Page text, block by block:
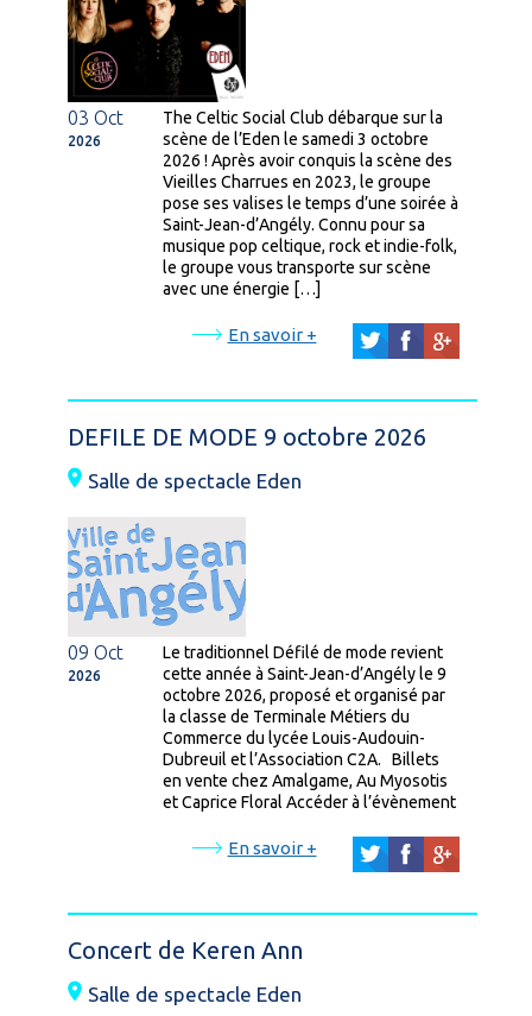
03 Oct
2026
The Celtic Social Club débarque sur la
scène de l’Eden le samedi 3 octobre
2026 ! Après avoir conquis la scène des
Vieilles Charrues en 2023, le groupe
pose ses valises le temps d’une soirée à
Saint-Jean-d’Angély. Connu pour sa
musique pop celtique, rock et indie-folk,
le groupe vous transporte sur scène
avec une énergie […]
En savoir +
DEFILE DE MODE 9 octobre 2026
Salle de spectacle Eden
09 Oct
2026
Le traditionnel Défilé de mode revient
cette année à Saint-Jean-d’Angély le 9
octobre 2026, proposé et organisé par
la classe de Terminale Métiers du
Commerce du lycée Louis-Audouin-
Dubreuil et l’Association C2A. Billets
en vente chez Amalgame, Au Myosotis
et Caprice Floral Accéder à l’évènement
En savoir +
Concert de Keren Ann
Salle de spectacle Eden